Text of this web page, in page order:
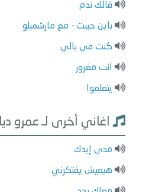
قالك ندم
باين حبيت - مع مارشميلو
كنت في بالي
انت مغرور
يتعلموا
اغاني أخرى لـ عمرو
مدي إيدك
هيعيش يفتكرني